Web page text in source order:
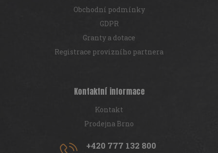
Obchodní podmínky
GDPR
Granty a dotace
Registrace provizního partnera
Kontaktní informace
Kontakt
Prodejna Brno
+420 777 132 800